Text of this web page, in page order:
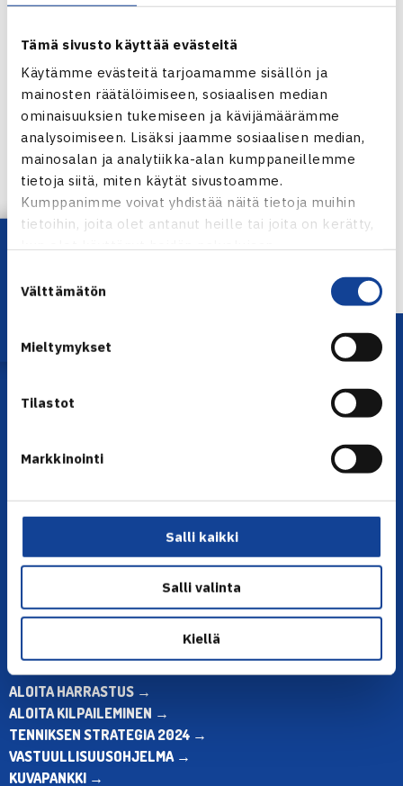
Tämä sivusto käyttää evästeitä
Käytämme evästeitä tarjoamamme sisällön ja
mainosten räätälöimiseen, sosiaalisen median
ominaisuuksien tukemiseen ja kävijämäärämme
analysoimiseen. Lisäksi jaamme sosiaalisen median,
mainosalan ja analytiikka-alan kumppaneillemme
tietoja siitä, miten käytät sivustoamme.
Kumppanimme voivat yhdistää näitä tietoja muihin
tietoihin, joita olet antanut heille tai joita on kerätty,
valinta
Välttämätön
Mieltymykset
Tilastot
Markkinointi
Salli kaikki
Salli valinta
Kiellä
Lataa OmaTennis!
Olympiastadion, Paavo Nurmen tie 1, 00250 Helsinki
Toimiston puhelinajat:
Muina aikoina olkaa yhteydessä
sähköpostitse: toimisto@tennis.fi
KAIKKI YHTEYSTIEDOT →
ALOITA HARRASTUS →
ALOITA KILPAILEMINEN →
TENNIKSEN STRATEGIA 2024 →
VASTUULLISUUSOHJELMA →
KUVAPANKKI →